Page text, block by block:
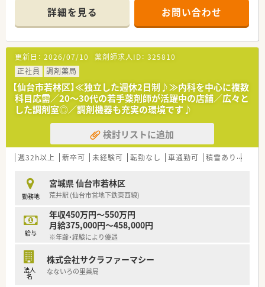
〇このような方にオススメです〇
■在宅経験があり、在宅対応スキルに更に磨きをかけたいとお考
えの方！
■在宅未経験だが、一からスキルを身に着けたいとお考えの方！
■管理薬剤師として店舗マネジメントの経験を積みたい。
■中規模の薬局で安定経営の企業で地域の方々に貢献したい。
枚程度に対応します。
■薬剤師は常勤4名が在籍し、常時2名から3名体制で事務スタッ
フ3名と協力しています。
【募集背景と求める人物像について】
■管理薬剤師として勤務可能な方を対象とした募集です。保険
調剤のご経験が3年ある方歓迎です。
■患者様や医師との良好な関係性を築けることなど、コミュニケ
ーションが円滑に行える方歓迎です。
■報告・連絡・相談を徹底し、問い合わせにも迅速かつ誠実に対応
できる方を歓迎します。
【職場環境と雰囲気】
■代表取締役も薬剤師であり、従業員との距離が近く非常に風通
しの良い職場環境です。
り、安心して業務に臨めます。
■服装も自由度が高く、パーマやネクタイなしも可能で、同業他
社以外であれば副業も可能です。
【法人特徴について】
■宮城県と岩手県で調剤薬局のほか訪問看護や居宅介護支援事
業所などを広く展開しています。
に幅広く貢献しています。
■社内に看護師やケアマネジャーなど多職種が在籍し、在宅医療
詳細を見る お問い合わせ
更新日： 2026/07/10 薬剤師求人ID： 325810
正社員
調剤薬局
【仙台市若林区】≪独立した週休2日制♪≫内科を中心に複数
科目応需／20～30代の若手薬剤師が活躍中の店舗／広々と
した調剤室◎／調剤機器も充実の環境です♪
検討リストに追加
週32h以上 新卒可 未経験可 転勤なし 車通勤可 積雪あり
勤務地
宮城県 仙台市若林区
荒井駅 (仙台市営地下鉄東西線)
給与
年収450万円～550万円
月給375,000円～458,000円
※年齢・経験により優遇
法人
名
株式会社サクラファーマシー
なないろの里薬局